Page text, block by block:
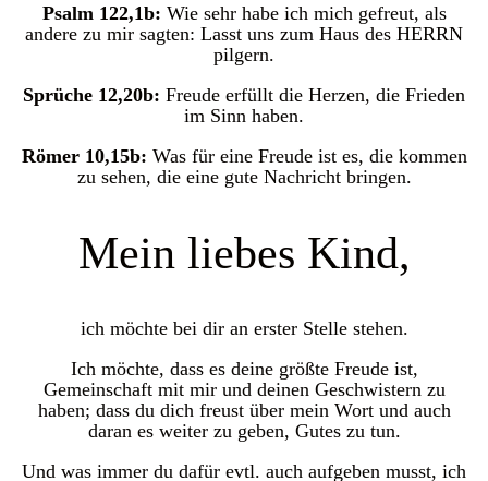
Psalm 122,1b: Wie sehr habe ich mich gefreut, als
andere zu mir sagten: Lasst uns zum Haus des HERRN
pilgern.
Sprüche 12,20b: Freude erfüllt die Herzen, die Frieden
im Sinn haben.
Römer 10,15b: Was für eine Freude ist es, die kommen
zu sehen, die eine gute Nachricht bringen.
Mein liebes Kind,
ich möchte bei dir an erster Stelle stehen.
Ich möchte, dass es deine größte Freude ist,
Gemeinschaft mit mir und deinen Geschwistern zu
haben; dass du dich freust über mein Wort und auch
daran es weiter zu geben, Gutes zu tun.
Und was immer du dafür evtl. auch aufgeben musst, ich